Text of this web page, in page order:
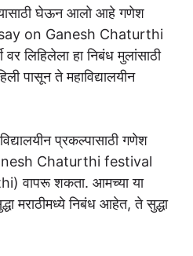
घेऊन आलो आहे गणेश
on Ganesh Chaturthi
लिहिलेला हा निबंध मुलांसाठी
पासून ते महाविद्यालयीन
प्रकल्पासाठी गणेश
Chaturthi festival
वापरू शकता. आमच्या या
मराठीमध्ये निबंध आहेत, ते सुद्धा